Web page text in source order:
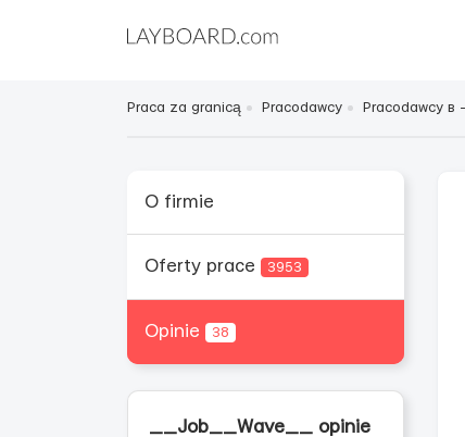
Praca za granicą Pracodawcy Pracodawcy в
O firmie
Oferty prace 3953
Opinie 38
__Job__Wave__ opinie